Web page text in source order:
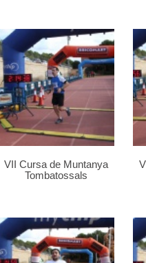
VII Cursa de Muntanya
Tombatossals